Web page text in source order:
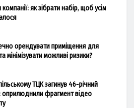
компанії: як зібрати набір, щоб усім
орендувати приміщення для
мінімізувати можливі ризики?
ТЦК загинув 46-річний
оприлюднили фрагмент відео